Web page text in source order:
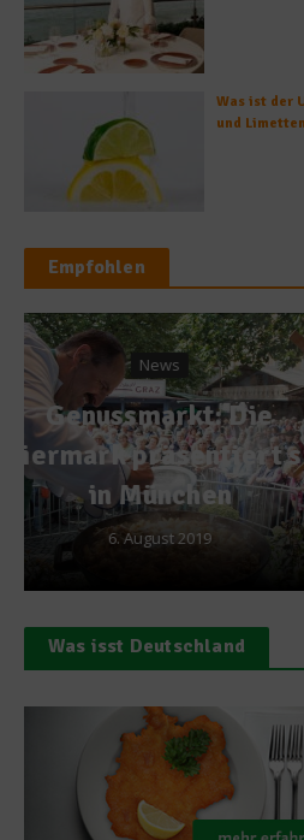
Was ist der
und
Empfohlen
Starkoch
zurück auf
4.
Was isst Deutschland